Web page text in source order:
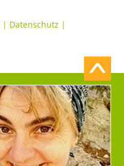
| Datenschutz |